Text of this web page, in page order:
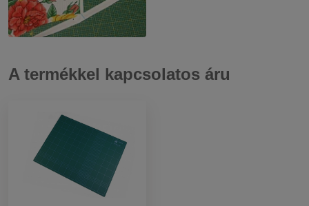
A termékkel kapcsolatos áru